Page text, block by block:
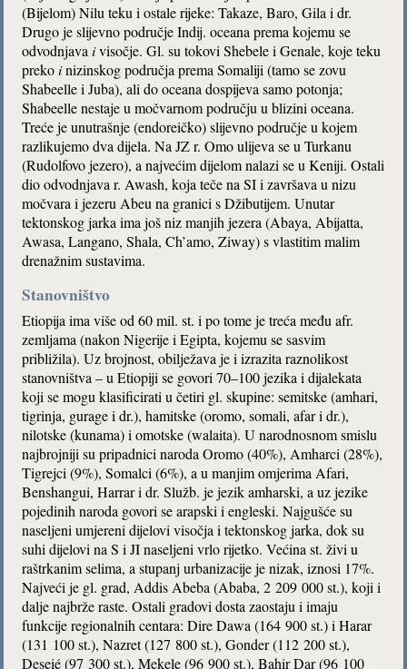
(Bijelom) Nilu teku i ostale rijeke: Takaze, Baro, Gila i dr.
Drugo je slijevno područje Indij. oceana prema kojemu se
odvodnjavaivisočje. Gl. su tokovi Shebele i Genale, koje teku
prekoinizinskog područja prema Somaliji (tamo se zovu
Shabeelle i Juba), ali do oceana dospijeva samo potonja;
Shabeelle nestaje u močvarnom području u blizini oceana.
Treće je unutrašnje (endoreičko) slijevno područje u kojem
razlikujemo dva dijela. Na JZ r. Omo ulijeva se u Turkanu
(Rudolfovo jezero), a najvećim dijelom nalazi se u Keniji. Ostali
dio odvodnjava r. Awash, koja teče na SI i završava u nizu
močvara i jezeru Abeu na granici s Džibutijem. Unutar
tektonskog jarka ima još niz manjih jezera (Abaya, Abijatta,
Awasa, Langano, Shala, Ch’amo, Ziway) s vlastitim malim
drenažnim sustavima.
Stanovništvo
Etiopija ima više od 60 mil. st. i po tome je treća među afr.
zemljama (nakon Nigerije i Egipta, kojemu se sasvim
približila). Uz brojnost, obilježava je i izrazita raznolikost
stanovništva – u Etiopiji se govori 70–100 jezika i dijalekata
koji se mogu klasificirati u četiri gl. skupine: semitske (amhari,
tigrinja, gurage i dr.), hamitske (oromo, somali, afar i dr.),
nilotske (kunama) i omotske (walaita). U narodnosnom smislu
najbrojniji su pripadnici naroda Oromo (40%), Amharci (28%),
Tigrejci (9%), Somalci (6%), a u manjim omjerima Afari,
Benshangui, Harrar i dr. Služb. je jezik amharski, a uz jezike
pojedinih naroda govori se arapski i engleski. Najgušće su
naseljeni umjereni dijelovi visočja i tektonskog jarka, dok su
suhi dijelovi na S i JI naseljeni vrlo rijetko. Većina st. živi u
raštrkanim selima, a stupanj urbanizacije je nizak, iznosi 17%.
Najveći je gl. grad, Addis Abeba (Ababa, 2 209 000 st.), koji i
dalje najbrže raste. Ostali gradovi dosta zaostaju i imaju
funkcije regionalnih centara: Dire Dawa (164 900 st.) i Harar
(131 100 st.), Nazret (127 800 st.), Gonder (112 200 st.),
Deseié (97 300 st.), Mekele (96 900 st.), Bahir Dar (96 100